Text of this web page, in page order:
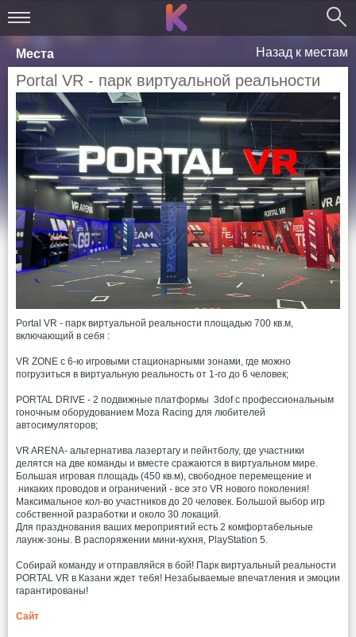
Места Назад к местам
Portal VR - парк виртуальной реальности
Portal VR - парк виртуальной реальности площадью 700 кв.м,
включающий в себя :
VR ZONE с 6-ю игровыми стационарными зонами, где можно
погрузиться в виртуальную реальность от 1-го до 6 человек;
PORTAL DRIVE - 2 подвижные платформы 3dof с профессиональным
гоночным оборудованием Moza Racing для любителей
автосимуляторов;
VR ARENA- альтернатива лазертагу и пейнтболу, где участники
делятся на две команды и вместе сражаются в виртуальном мире.
Большая игровая площадь (450 кв.м), свободное перемещение и
никаких проводов и ограничений - все это VR нового поколения!
Максимальное кол-во участников до 20 человек. Большой выбор игр
собственной разработки и около 30 локаций.
Для празднования ваших мероприятий есть 2 комфортабельные
лаунж-зоны. В распоряжении мини-кухня, PlayStation 5.
Собирай команду и отправляйся в бой! Парк виртуальный реальности
PORTAL VR в Казани ждет тебя! Незабываемые впечатления и эмоции
гарантированы!
Сайт